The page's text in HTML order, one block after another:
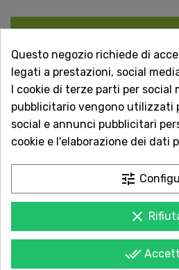
Acquista in totale
Dal 1957 a Catania.
1.000 recensioni dei
Spedizioni rapide
Consegna in tutta
Servizio Clienti
Contattaci online
Questo negozio richiede di
legati a prestazioni, social
I cookie di terze parti per social
pubblicitario vengono utilizzati
social e annunci pubblicitari
cookie e l'elaborazione dei dati
tune
clear
done_all